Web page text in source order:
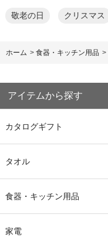
敬老の日 クリスマス
ホーム > 食器・キッチン用品 >
アイテムから探す
カタログギフト
タオル
食器・キッチン用品
家電